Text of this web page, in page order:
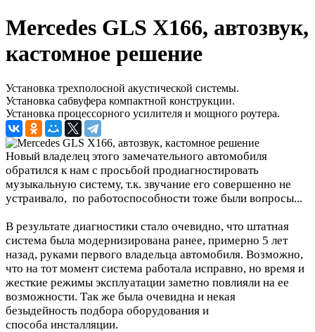
Mercedes GLS X166, автозвук,
кастомное решение
Установка трехполосной акустической системы.
Установка сабвуфера компактной конструкции.
Установка процессорного усилителя и мощного роутера.
Новый владелец этого замечательного автомобиля
обратился к нам с просьбой продиагностировать
музыкальную систему, т.к. звучание его совершенно не
устраивало, по работоспособности тоже были вопросы...
В результате диагностики стало очевидно, что штатная
система была модернизирована ранее, примерно 5 лет
назад, руками первого владельца автомобиля. Возможно,
что на тот момент система работала исправно, но время и
жесткие режимы эксплуатации заметно повлияли на ее
возможности. Так же была очевидна и некая
безыдейность подбора оборудования и
способа инсталляции.